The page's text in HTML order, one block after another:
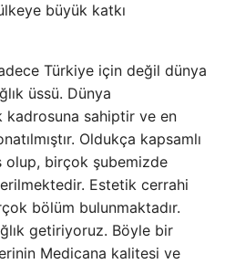
büyük katkı
Türkiye için değil dünya
üssü. Dünya
kadrosuna sahiptir ve en
Oldukça kapsamlı
olup, birçok şubemizde
Estetik cerrahi
bölüm bulunmaktadır.
getiriyoruz. Böyle bir
Medicana kalitesi ve